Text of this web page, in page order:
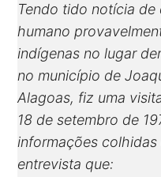
Tendo tido notícia de
humano
indígenas no lugar
no município de
Alagoas, fiz uma
18 de setembro de
informações
entrevista que: